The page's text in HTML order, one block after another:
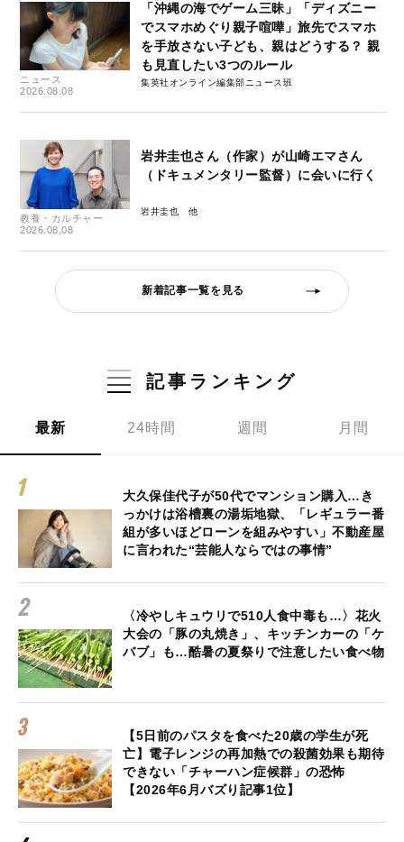
ニュース
2026.08.08
「沖縄の海でゲーム三昧」「ディズニー
でスマホめぐり親子喧嘩」旅先でスマホ
を手放さない子ども、親はどうする？ 親
も見直したい3つのルール
集英社オンライン編集部ニュース班
教養・カルチャー
2026.08.08
岩井圭也さん（作家）が山崎エマさん
（ドキュメンタリー監督）に会いに行く
岩井圭也
新着記事一覧を見る
記事ランキング
最新 24時間 週間 月間
大久保佳代子が50代でマンション購入…き
っかけは浴槽裏の湯垢地獄、「レギュラー番
組が多いほどローンを組みやすい」不動産屋
に言われた“芸能人ならではの事情”
〈冷やしキュウリで510人食中毒も…〉花火
大会の「豚の丸焼き」、キッチンカーの「ケ
バブ」も…酷暑の夏祭りで注意したい食べ物
【5日前のパスタを食べた20歳の学生が死
亡】電子レンジの再加熱での殺菌効果も期待
できない「チャーハン症候群」の恐怖
【2026年6月バズり記事1位】